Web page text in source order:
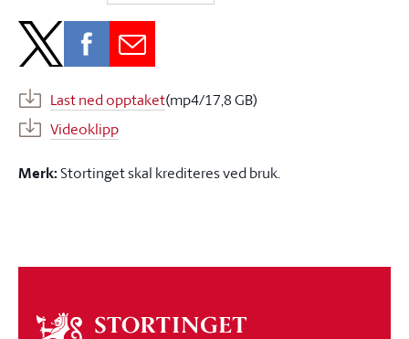
Last ned opptaket(mp4/17,8 GB)
Videoklipp
Merk:Stortinget skal krediteres ved bruk.
Om